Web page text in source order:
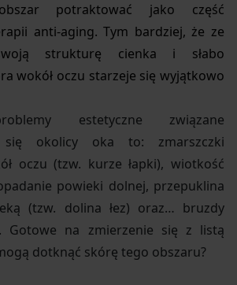
potraktować jako część
anti-aging. Tym bardziej, że ze
strukturę cienka i słabo
wokół oczu starzeje się wyjątkowo
estetyczne związane
się okolicy oka to: zmarszczki
oczu (tzw. kurze łapki), wiotkość
powieki dolnej, przepuklina
(tzw. dolina łez) oraz… bruzdy
Gotowe na zmierzenie się z listą
dotknąć skórę tego obszaru?